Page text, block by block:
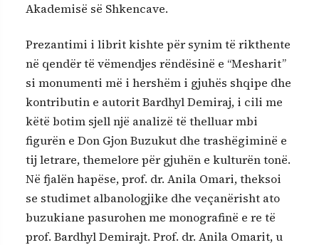
Akademisë së Shkencave.
Prezantimi i librit kishte për synim të rikthente
në qendër të vëmendjes rëndësinë e “Mesharit”
si monumenti më i hershëm i gjuhës shqipe dhe
kontributin e autorit Bardhyl Demiraj, i cili me
këtë botim sjell një analizë të thelluar mbi
figurën e Don Gjon Buzukut dhe trashëgiminë e
tij letrare, themelore për gjuhën e kulturën tonë.
Në fjalën hapëse, prof. dr. Anila Omari, theksoi
se studimet albanologjike dhe veçanërisht ato
buzukiane pasurohen me monografinë e re të
prof. Bardhyl Demirajt. Prof. dr. Anila Omarit, u